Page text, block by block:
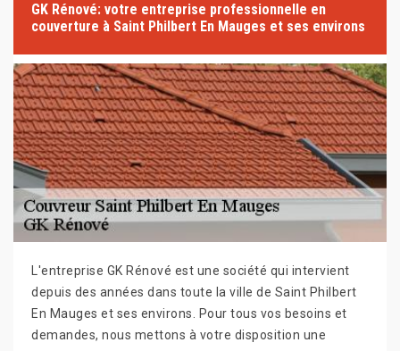
GK Rénové: votre entreprise professionnelle en
couverture à Saint Philbert En Mauges et ses environs
L'entreprise GK Rénové est une société qui intervient
depuis des années dans toute la ville de Saint Philbert
En Mauges et ses environs. Pour tous vos besoins et
demandes, nous mettons à votre disposition une